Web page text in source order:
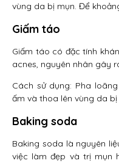
vùng da bị mụn. Để
Giấm táo
Giấm táo có đặc tính
acnes, nguyên nhân gây
Cách sử dụng: Pha
ấm và thoa lên vùng da bị
Baking soda
Baking soda là nguyên
việc làm đẹp và trị mụn